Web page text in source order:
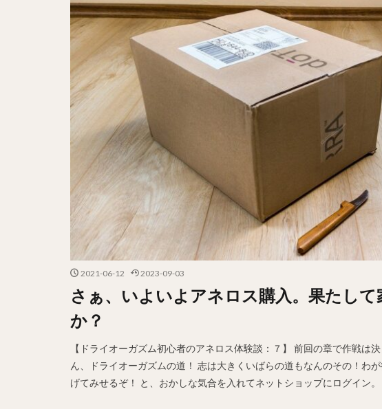
2021-06-12 2023-09-03
さぁ、いよいよアネロス購入。果たし
か？
【ドライオーガズム初心者のアネロス体験談：７】 前回の章で作戦は
ん、ドライオーガズムの道！ 志は大きくいばらの道もなんのその！わ
げてみせるぞ！ と、おかしな気合を入れてネットショップにログイン